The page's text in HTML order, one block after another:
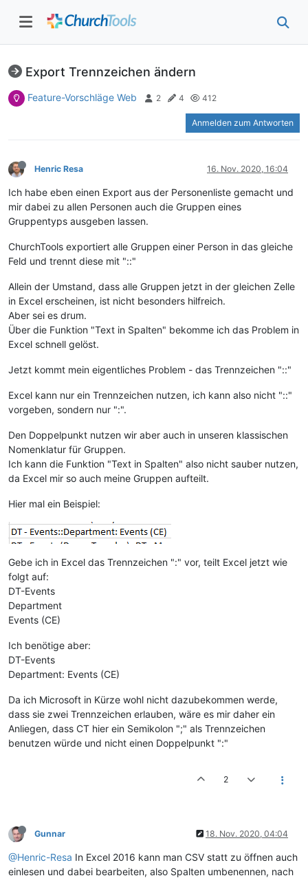
Export Trennzeichen ändern
Feature-Vorschläge Web 2 4 412
Anmelden zum Antworten
Henric Resa 16. Nov. 2020, 16:04
Ich habe eben einen Export aus der Personenliste gemacht und
mir dabei zu allen Personen auch die Gruppen eines
Gruppentyps ausgeben lassen.
ChurchTools exportiert alle Gruppen einer Person in das gleiche
Feld und trennt diese mit "::"
Allein der Umstand, dass alle Gruppen jetzt in der gleichen Zelle
in Excel erscheinen, ist nicht besonders hilfreich.
Aber sei es drum.
Über die Funktion "Text in Spalten" bekomme ich das Problem in
Excel schnell gelöst.
Jetzt kommt mein eigentliches Problem - das Trennzeichen "::"
Excel kann nur ein Trennzeichen nutzen, ich kann also nicht "::"
vorgeben, sondern nur ":".
Den Doppelpunkt nutzen wir aber auch in unseren klassischen
Nomenklatur für Gruppen.
Ich kann die Funktion "Text in Spalten" also nicht sauber nutzen,
da Excel mir so auch meine Gruppen aufteilt.
Hier mal ein Beispiel:
Gebe ich in Excel das Trennzeichen ":" vor, teilt Excel jetzt wie
folgt auf:
DT-Events
Department
Events (CE)
Ich benötige aber:
DT-Events
Department: Events (CE)
Da ich Microsoft in Kürze wohl nicht dazubekommen werde,
dass sie zwei Trennzeichen erlauben, wäre es mir daher ein
Anliegen, dass CT hier ein Semikolon ";" als Trennzeichen
benutzen würde und nicht einen Doppelpunkt ":"
2
Gunnar 18. Nov. 2020, 04:04
@Henric-Resa In Excel 2016 kann man CSV statt zu öffnen auch
einlesen und dabei bearbeiten, also Spalten umbenennen, nach